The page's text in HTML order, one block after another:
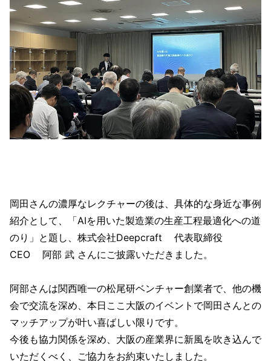
岡田さんの濃厚なレクチャーの後は、具体的な身近な事例
紹介として、「AIを用いた製造業の生産工程最適化への道
のり」と題し、株式会社Deepcraft 代表取締役
CEO 阿部 武 さんにご披露いただきました。
阿部さんは関西唯一の松尾研ベンチャー創業者で、他の機
会で交流を深め、本日ここ大阪のイベントで岡田さんとの
マッチアップが叶い喜ばしい限りです。
今後も協力関係を深め、大阪の産業界に新風を吹き込んで
いただくべく、ご協力をお約束いたしました。